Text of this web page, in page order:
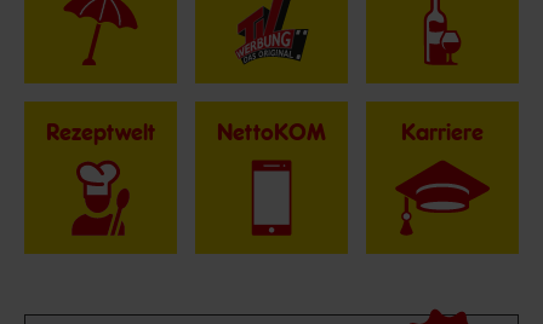
Rezeptwelt NettoKOM Karriere